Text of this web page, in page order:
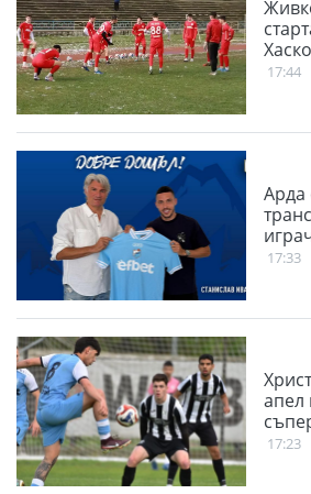
17:44
Арда
17:33
апел
17:23